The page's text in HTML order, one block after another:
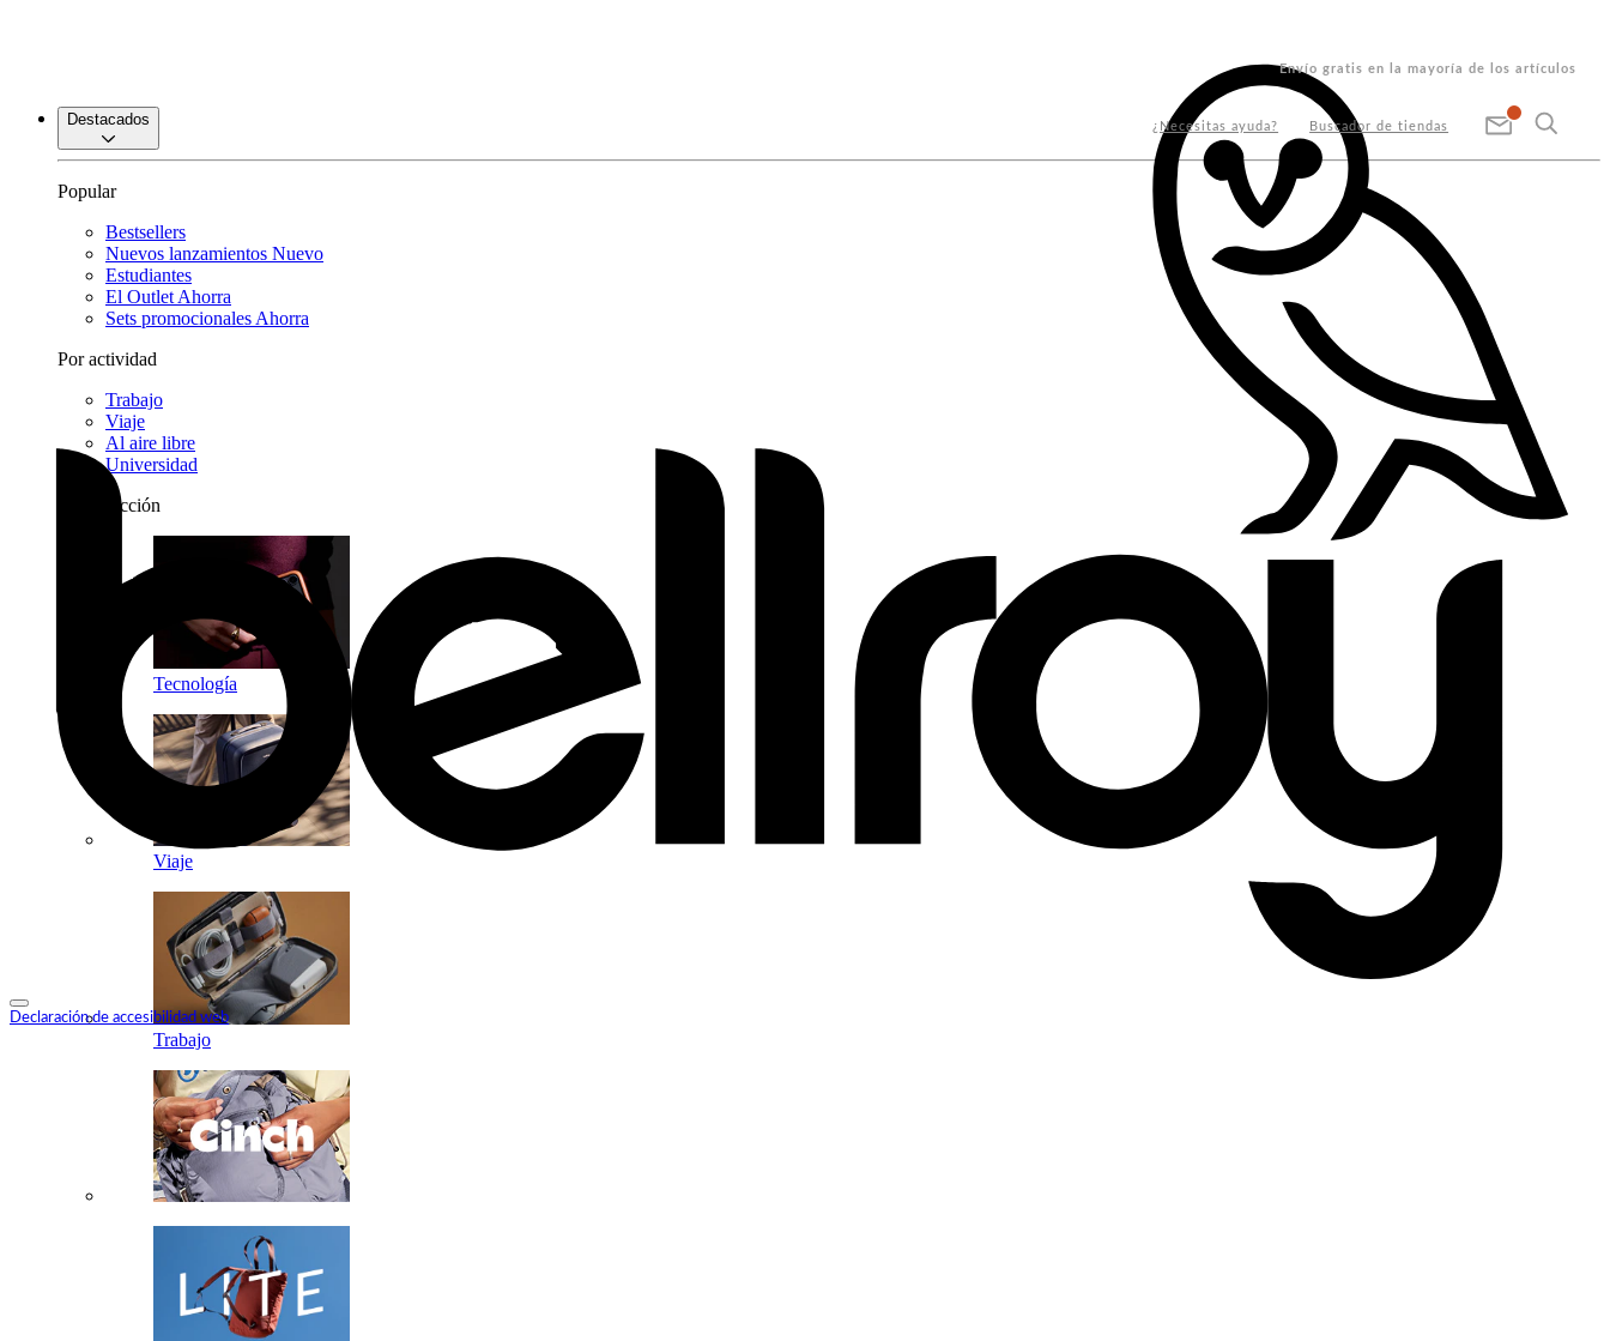
Envío gratis en la mayoría de los artículos
Declaración de accesibilidad web
¿Necesitas ayuda? Buscador de tiendas
Destacados
Popular
Bestsellers
Nuevos lanzamientos Nuevo
Estudiantes
El Outlet Ahorra
Sets promocionales Ahorra
Por actividad
Trabajo
Viaje
Al aire libre
Universidad
Por colección
Tecnología
Viaje
Trabajo